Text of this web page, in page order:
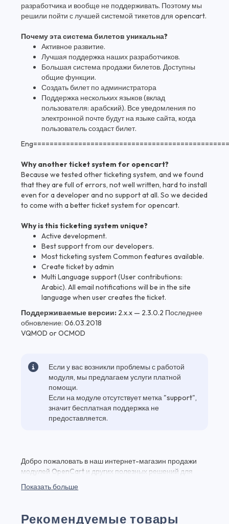
разработчика и вообще не поддерживать. Поэтому мы
решили пойти с лучшей системой тикетов для opencart.
Почему эта система билетов уникальна?
Активное развитие.
Лучшая поддержка наших разработчиков.
Большая система продажи билетов. Доступны
общие функции.
Создать билет по администратора
Поддержка нескольких языков (вклад
пользователя: арабский). Все уведомления по
электронной почте будут на языке сайта, когда
пользователь создаст билет.
Why another ticket system for opencart?
Because we tested other ticketing system, and we found
that they are full of errors, not well written, hard to install
even for a developer and no support at all. So we decided
to come with a better ticket system for opencart.
Why is this ticketing system unique?
Active development.
Best support from our developers.
Most ticketing system Common features available.
Create ticket by admin
Multi Language support (User contributions:
Arabic). All email notifications will be in the site
language when user creates the ticket.
Поддерживаемые версии: 2.x.x — 2.3.0.2 Последнее
обновление: 06.03.2018
VQMOD or OCMOD
Если у вас возникли проблемы с работой
модуля, мы предлагаем услуги платной
помощи.
Если на модуле отсутствует метка "support",
значит бесплатная поддержка не
предоставляется.
Добро пожаловать в наш интернет-магазин продажи
модулей OpenCart и других полезных решений для
Ticket System Pro Opencart 2.x и множество других
Показать больше
Рекомендуемые товары